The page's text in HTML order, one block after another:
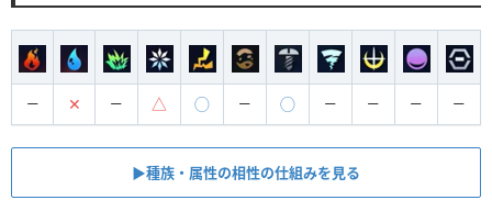
ー ✕ ー △ ◯ ー ◯ ー ー ー ー
▶︎種族・属性の相性の仕組みを見る